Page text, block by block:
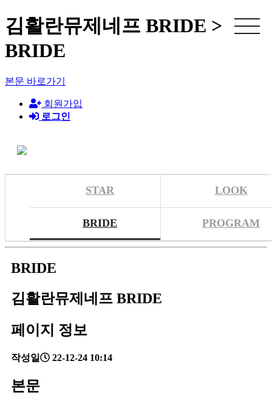
김활란뮤제네프 BRIDE >
BRIDE
본문 바로가기
회원가입
로그인
STAR LOOK
BRIDE PROGRAM
BRIDE
김활란뮤제네프 BRIDE
페이지 정보
작성일 22-12-24 10:14
본문